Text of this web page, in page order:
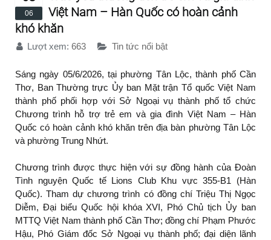
06
Việt Nam – Hàn Quốc có hoàn cảnh
khó khăn
Lượt xem: 663 Tin tức nổi bật
Sáng ngày 05/6/2026, tại phường Tân Lộc, thành phố Cần
Thơ, Ban Thường trực Ủy ban Mặt trận Tổ quốc Việt Nam
thành phố phối hợp với Sở Ngoại vụ thành phố tổ chức
Chương trình hỗ trợ trẻ em và gia đình Việt Nam – Hàn
Quốc có hoàn cảnh khó khăn trên địa bàn phường Tân Lộc
và phường Trung Nhứt.
Chương trình được thực hiện với sự đồng hành của Đoàn
Tình nguyện Quốc tế Lions Club Khu vực 355-B1 (Hàn
Quốc). Tham dự chương trình có đồng chí Triệu Thị Ngọc
Diễm, Đại biểu Quốc hội khóa XVI, Phó Chủ tịch Ủy ban
MTTQ Việt Nam thành phố Cần Thơ; đồng chí Phạm Phước
Hậu, Phó Giám đốc Sở Ngoại vụ thành phố; đại diện lãnh